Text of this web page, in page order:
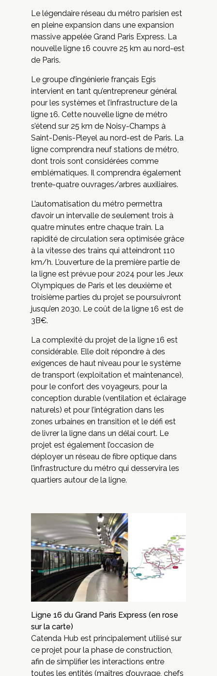
Le légendaire réseau du métro parisien est
en pleine expansion dans une expansion
massive appelée Grand Paris Express. La
nouvelle ligne 16 couvre 25 km au nord-est
de Paris.
Le groupe d’ingénierie français Egis
intervient en tant qu’entrepreneur général
pour les systèmes et l’infrastructure de la
ligne 16. Cette nouvelle ligne de métro
s’étend sur 25 km de Noisy-Champs à
Saint-Denis-Pleyel au nord-est de Paris. La
ligne comprendra neuf stations de métro,
dont trois sont considérées comme
emblématiques. Il comprendra également
trente-quatre ouvrages/arbres auxiliaires.
L’automatisation du métro permettra
d’avoir un intervalle de seulement trois à
quatre minutes entre chaque train. La
rapidité de circulation sera optimisée grâce
à la vitesse des trains qui atteindront 110
km/h. L’ouverture de la première partie de
la ligne est prévue pour 2024 pour les Jeux
Olympiques de Paris et les deuxième et
troisième parties du projet se poursuivront
jusqu’en 2030. Le coût de la ligne 16 est de
3B€.
La complexité du projet de la ligne 16 est
considérable. Elle doit répondre à des
exigences de haut niveau pour le système
de transport (exploitation et maintenance),
pour le confort des voyageurs, pour la
conception durable (ventilation et éclairage
naturels) et pour l’intégration dans les
zones urbaines en transition et le défi est
de livrer la ligne dans un délai court. Le
projet est également l’occasion de
déployer un réseau de fibre optique dans
l’infrastructure du métro qui desservira les
quartiers autour de la ligne.
Ligne 16 du Grand Paris Express (en rose
sur la carte)
Catenda Hub est principalement utilisé sur
ce projet pour la phase de construction,
afin de simplifier les interactions entre
toutes les entités (maîtres d’ouvrage, chefs